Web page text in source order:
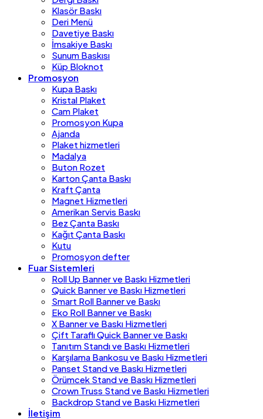
Klasör Baskı
Deri Menü
Davetiye Baskı
İmsakiye Baskı
Sunum Baskısı
Küp Bloknot
Promosyon
Kupa Baskı
Kristal Plaket
Cam Plaket
Promosyon Kupa
Ajanda
Plaket hizmetleri
Madalya
Buton Rozet
Karton Çanta Baskı
Kraft Çanta
Magnet Hizmetleri
Amerikan Servis Baskı
Bez Çanta Baskı
Kağıt Çanta Baskı
Kutu
Promosyon defter
Fuar Sistemleri
Roll Up Banner ve Baskı Hizmetleri
Quick Banner ve Baskı Hizmetleri
Smart Roll Banner ve Baskı
Eko Roll Banner ve Baskı
X Banner ve Baskı Hizmetleri
Çift Taraflı Quick Banner ve Baskı
Tanıtım Standı ve Baskı Hizmetleri
Karşılama Bankosu ve Baskı Hizmetleri
Panset Stand ve Baskı Hizmetleri
Örümcek Stand ve Baskı Hizmetleri
Crown Truss Stand ve Baskı Hizmetleri
Backdrop Stand ve Baskı Hizmetleri
İletişim